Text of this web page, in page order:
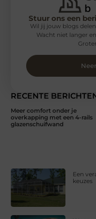
RECENTE
Meer comfort onder je
overkapping met een 4-rails
glazenschuifwand
Een
keuzes
Stuur ons een
Wil jij jouw blogs
Wacht niet langer